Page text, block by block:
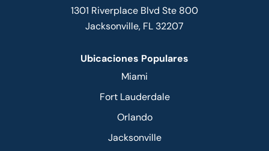
1301 Riverplace Blvd Ste 800
Jacksonville, FL 32207
Ubicaciones Populares
Miami
Fort Lauderdale
Orlando
Jacksonville